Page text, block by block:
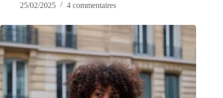
25/02/2025
4 commentaires